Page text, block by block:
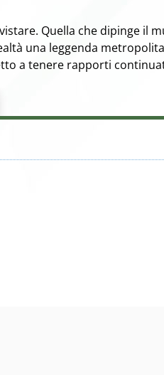
Quella che dipinge il
una leggenda
a tenere rapporti